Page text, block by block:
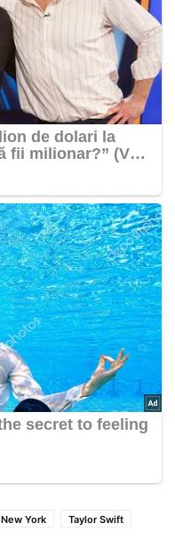
New York
Taylor Swift